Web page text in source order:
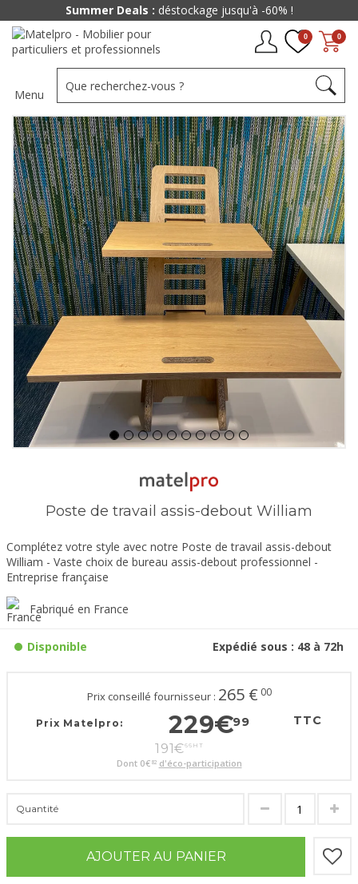
0
0
Menu
Poste de travail assis-debout William
Complétez votre style avec notre Poste de travail assis-debout
William - Vaste choix de bureau assis-debout professionnel -
Entreprise française
Fabriqué en France
Disponible Expédié sous : 48 à 72h
Prix conseillé fournisseur : 265 € 00
Prix Matelpro: 229€99 TTC
191€66 HT
Dont 0€ 82 d'éco-participation
Quantité
AJOUTER AU PANIER
Summer Deals : déstockage jusqu'à -60% !